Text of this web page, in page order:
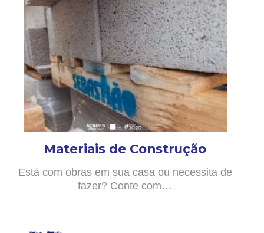
Materiais de Construção
Está com obras em sua casa ou necessita de
fazer? Conte com…